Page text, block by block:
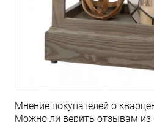
Мнение покупателей о
Можно ли верить отзывам из